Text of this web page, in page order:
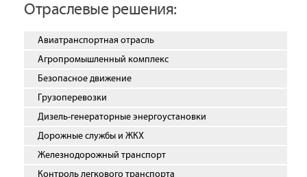
Отраслевые решения:
Авиатранспортная отрасль
Агропромышленный комплекс
Безопасное движение
Грузоперевозки
Дизель-генераторные энергоустановки
Дорожные службы и ЖКХ
Железнодорожный транспорт
Контроль легкового транспорта